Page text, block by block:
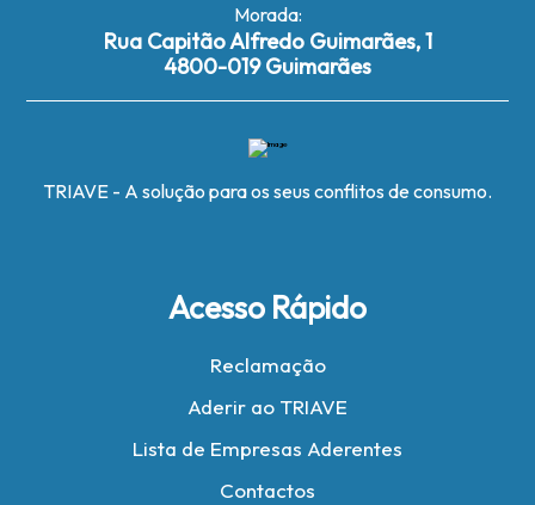
Morada:
Rua Capitão Alfredo Guimarães, 1
4800-019 Guimarães
TRIAVE - A solução para os seus conflitos de consumo.
Acesso Rápido
Reclamação
Aderir ao TRIAVE
Lista de Empresas Aderentes
Contactos